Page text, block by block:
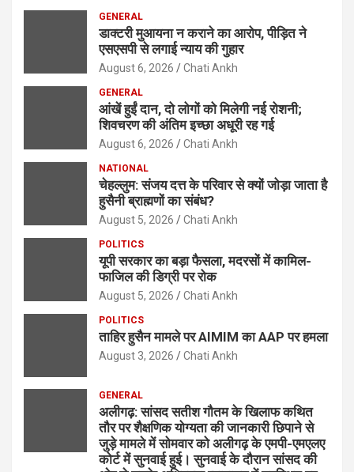
GENERAL
डाक्टरी मुआयना न कराने का आरोप, पीड़ित ने
एसएसपी से लगाई न्याय की गुहार
August 6, 2026 Chati Ankh
GENERAL
आंखें हुईं दान, दो लोगों को मिलेगी नई रोशनी;
शिवचरण की अंतिम इच्छा अधूरी रह गई
August 6, 2026 Chati Ankh
NATIONAL
चेहल्लुम: संजय दत्त के परिवार से क्यों जोड़ा जाता है
हुसैनी ब्राह्मणों का संबंध?
August 5, 2026 Chati Ankh
POLITICS
यूपी सरकार का बड़ा फैसला, मदरसों में कामिल-
फाजिल की डिग्री पर रोक
August 5, 2026 Chati Ankh
POLITICS
ताहिर हुसैन मामले पर AIMIM का AAP पर हमला
August 3, 2026 Chati Ankh
GENERAL
अलीगढ़: सांसद सतीश गौतम के खिलाफ कथित
तौर पर शैक्षणिक योग्यता की जानकारी छिपाने से
जुड़े मामले में सोमवार को अलीगढ़ के एमपी-एमएलए
कोर्ट में सुनवाई हुई। सुनवाई के दौरान सांसद की